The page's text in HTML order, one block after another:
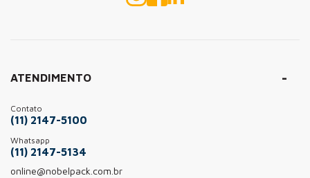
ATENDIMENTO
Contato
(11) 2147-5100
Whatsapp
(11) 2147-5134
online@nobelpack.com.br